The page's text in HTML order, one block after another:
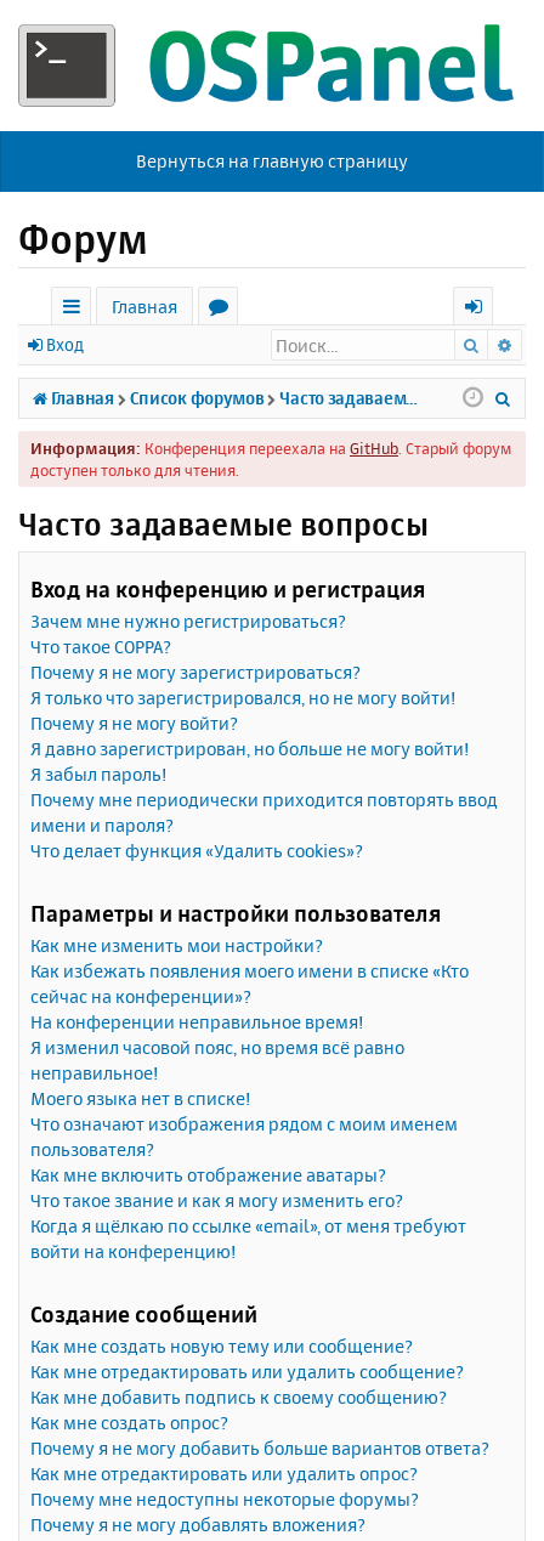
Вернуться на главную страницу
Форум
с
ы
л
к
Главная
р
у
м
х
о
д
Вход Поиск
Главная Список форумов Часто задаваемые вопросы
Информация: Конференция переехала на GitHub . Старый форум
доступен только для чтения.
Часто задаваемые вопросы
Вход на конференцию и регистрация
Зачем мне нужно регистрироваться?
Что такое COPPA?
Почему я не могу зарегистрироваться?
Я только что зарегистрировался, но не могу войти!
Почему я не могу войти?
Я давно зарегистрирован, но больше не могу войти!
Я забыл пароль!
Почему мне периодически приходится повторять ввод
имени и пароля?
Что делает функция «Удалить cookies»?
Параметры и настройки пользователя
Как мне изменить мои настройки?
Как избежать появления моего имени в списке «Кто
сейчас на конференции»?
На конференции неправильное время!
Я изменил часовой пояс, но время всё равно
неправильное!
Моего языка нет в списке!
Что означают изображения рядом с моим именем
пользователя?
Как мне включить отображение аватары?
Что такое звание и как я могу изменить его?
Когда я щёлкаю по ссылке «email», от меня требуют
войти на конференцию!
Создание сообщений
Как мне создать новую тему или сообщение?
Как мне отредактировать или удалить сообщение?
Как мне добавить подпись к своему сообщению?
Как мне создать опрос?
Почему я не могу добавить больше вариантов ответа?
Как мне отредактировать или удалить опрос?
Почему мне недоступны некоторые форумы?
Почему я не могу добавлять вложения?